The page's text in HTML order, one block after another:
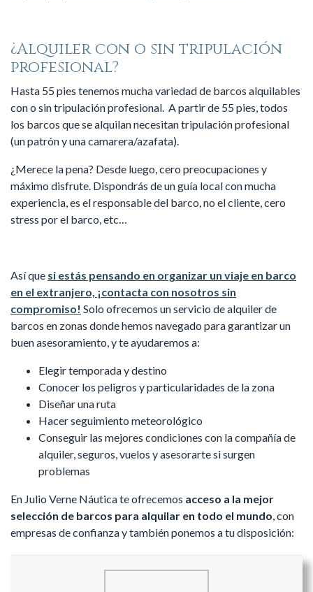
¿Alquiler con o sin tripulación
profesional?
Hasta 55 pies tenemos mucha variedad de barcos alquilables
con o sin tripulación profesional. A partir de 55 pies, todos
los barcos que se alquilan necesitan tripulación profesional
(un patrón y una camarera/azafata).
¿Merece la pena? Desde luego, cero preocupaciones y
máximo disfrute. Dispondrás de un guía local con mucha
experiencia, es el responsable del barco, no el cliente, cero
stress por el barco, etc…
Así que si estás pensando en organizar un viaje en barco
en el extranjero, ¡contacta con nosotros sin
compromiso! Solo ofrecemos un servicio de alquiler de
barcos en zonas donde hemos navegado para garantizar un
buen asesoramiento, y te ayudaremos a:
Elegir temporada y destino
Conocer los peligros y particularidades de la zona
Diseñar una ruta
Hacer seguimiento meteorológico
Conseguir las mejores condiciones con la compañía de
alquiler, seguros, vuelos y asesorarte si surgen
problemas
En Julio Verne Náutica te ofrecemos acceso a la mejor
selección de barcos para alquilar en todo el mundo , con
empresas de confianza y también ponemos a tu disposición: